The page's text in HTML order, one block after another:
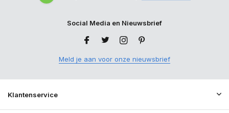
Social Media en Nieuwsbrief
Meld je aan voor onze nieuwsbrief
Klantenservice